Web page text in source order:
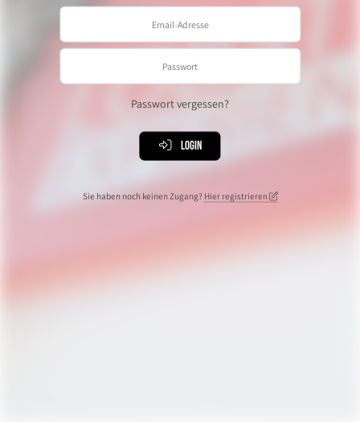
Passwort vergessen?
Login
Sie haben noch keinen Zugang? Hier registrieren